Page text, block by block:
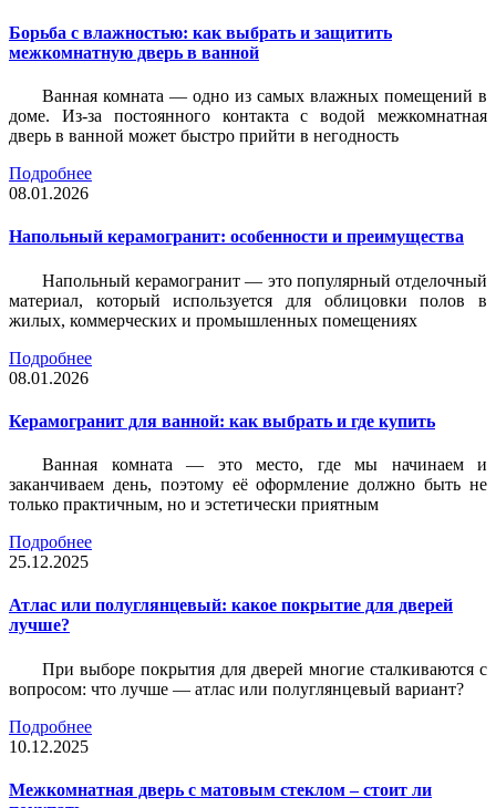
Борьба с влажностью: как выбрать и защитить
межкомнатную дверь в ванной
Ванная комната — одно из самых влажных помещений в
доме. Из-за постоянного контакта с водой межкомнатная
дверь в ванной может быстро прийти в негодность
Подробнее
08.01.2026
Напольный керамогранит: особенности и преимущества
Напольный керамогранит — это популярный отделочный
материал, который используется для облицовки полов в
жилых, коммерческих и промышленных помещениях
Подробнее
08.01.2026
Керамогранит для ванной: как выбрать и где купить
Ванная комната — это место, где мы начинаем и
заканчиваем день, поэтому её оформление должно быть не
только практичным, но и эстетически приятным
Подробнее
25.12.2025
Атлас или полуглянцевый: какое покрытие для дверей
лучше?
При выборе покрытия для дверей многие сталкиваются с
вопросом: что лучше — атлас или полуглянцевый вариант?
Подробнее
10.12.2025
Межкомнатная дверь с матовым стеклом – стоит ли